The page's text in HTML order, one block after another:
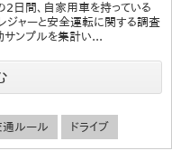
日間、自家用車を持っている
ジャーと安全運転に関する調査
サンプルを集計い...
通ルール ドライブ